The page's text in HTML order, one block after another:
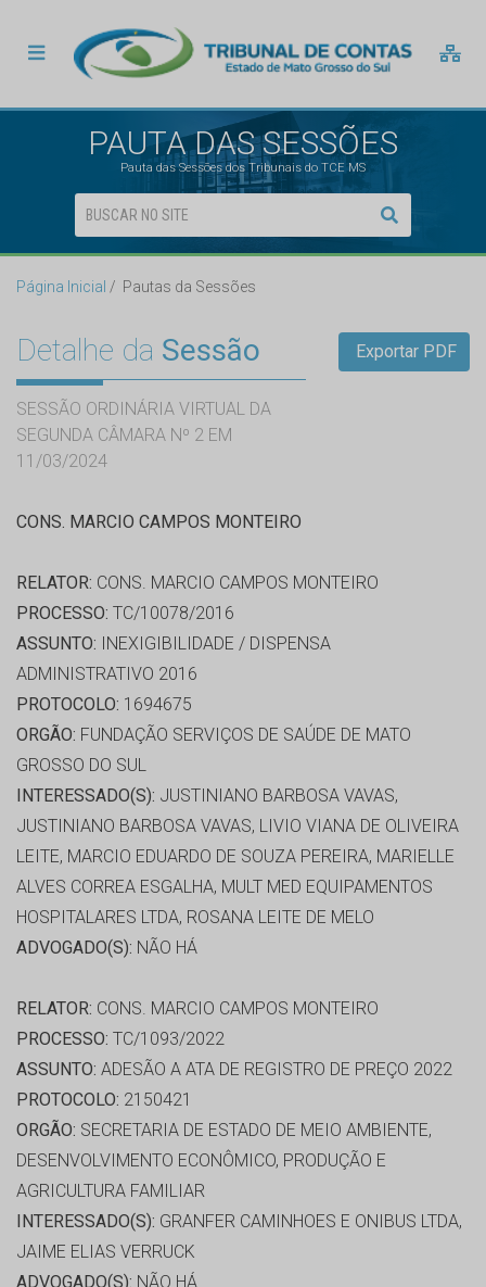
PAUTA DAS SESSÕES
Pauta das Sessões dos Tribunais do TCE MS
Página Inicial Pautas da Sessões
Detalhe da Sessão
SESSÃO ORDINÁRIA VIRTUAL DA
SEGUNDA CÂMARA Nº 2 EM
11/03/2024
Exportar PDF
CONS. MARCIO CAMPOS MONTEIRO
RELATOR: CONS. MARCIO CAMPOS MONTEIRO
PROCESSO: TC/10078/2016
ASSUNTO: INEXIGIBILIDADE / DISPENSA
ADMINISTRATIVO 2016
PROTOCOLO: 1694675
ORGÃO: FUNDAÇÃO SERVIÇOS DE SAÚDE DE MATO
GROSSO DO SUL
INTERESSADO(S): JUSTINIANO BARBOSA VAVAS,
JUSTINIANO BARBOSA VAVAS, LIVIO VIANA DE OLIVEIRA
LEITE, MARCIO EDUARDO DE SOUZA PEREIRA, MARIELLE
ALVES CORREA ESGALHA, MULT MED EQUIPAMENTOS
HOSPITALARES LTDA, ROSANA LEITE DE MELO
ADVOGADO(S): NÃO HÁ
RELATOR: CONS. MARCIO CAMPOS MONTEIRO
PROCESSO: TC/1093/2022
ASSUNTO: ADESÃO A ATA DE REGISTRO DE PREÇO 2022
PROTOCOLO: 2150421
ORGÃO: SECRETARIA DE ESTADO DE MEIO AMBIENTE,
DESENVOLVIMENTO ECONÔMICO, PRODUÇÃO E
AGRICULTURA FAMILIAR
INTERESSADO(S): GRANFER CAMINHOES E ONIBUS LTDA,
JAIME ELIAS VERRUCK
ADVOGADO(S): NÃO HÁ